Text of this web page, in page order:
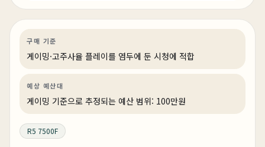
구매 기준
게이밍·고주사율 플레이를 염두에 둔 시청에 적합
예상 예산대
게이밍 기준으로 추정되는 예산 범위: 100만원
R5 7500F